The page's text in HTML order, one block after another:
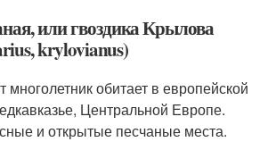
или гвоздика Крылова
krylovianus)
многолетник обитает в европейской
Центральной Европе.
и открытые песчаные места.